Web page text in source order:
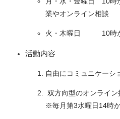
業やオンライン相談
火・木曜日 10時か
活動内容
自由にコミュニケーシ
双方向型のオンライン
​※毎月第3水曜日14時